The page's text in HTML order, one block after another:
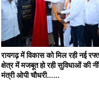
रायगढ़ में विकास को मिल रही नई
क्षेत्र में मजबूत हो रही सुविधाओं की
मंत्री ओपी चौधरी……